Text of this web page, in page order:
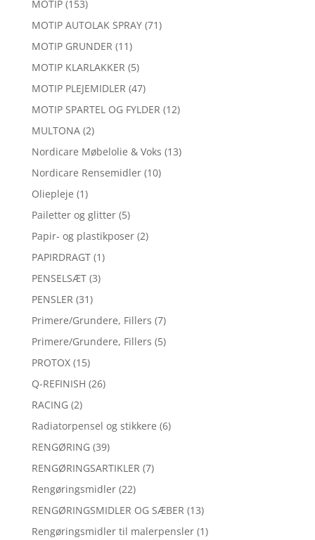
MOTIP (153)
MOTIP AUTOLAK SPRAY (71)
MOTIP GRUNDER (11)
MOTIP KLARLAKKER (5)
MOTIP PLEJEMIDLER (47)
MOTIP SPARTEL OG FYLDER (12)
MULTONA (2)
Nordicare Møbelolie & Voks (13)
Nordicare Rensemidler (10)
Oliepleje (1)
Pailetter og glitter (5)
Papir- og plastikposer (2)
PAPIRDRAGT (1)
PENSELSÆT (3)
PENSLER (31)
Primere/Grundere, Fillers (7)
Primere/Grundere, Fillers (5)
PROTOX (15)
Q-REFINISH (26)
RACING (2)
Radiatorpensel og stikkere (6)
RENGØRING (39)
RENGØRINGSARTIKLER (7)
Rengøringsmidler (22)
RENGØRINGSMIDLER OG SÆBER (13)
Rengøringsmidler til malerpensler (1)